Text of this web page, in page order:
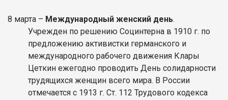
8 марта – Международный женский день.
Учрежден по решению Социнтерна в 1910 г. по
предложению активистки германского и
международного рабочего движения Клары
Цеткин ежегодно проводить День солидарности
трудящихся женщин всего мира. В России
отмечается с 1913 г. Ст. 112 Трудового кодекса